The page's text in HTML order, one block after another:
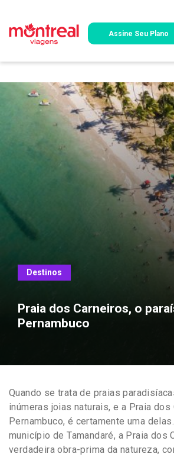
Assine Seu Plano
Destinos
Praia dos Carneiros, o
Pernambuco
Quando se trata de praias
inúmeras joias naturais, e a Praia dos
Pernambuco, é certamente uma
município de Tamandaré, a Praia dos
verdadeira obra-prima da natureza,